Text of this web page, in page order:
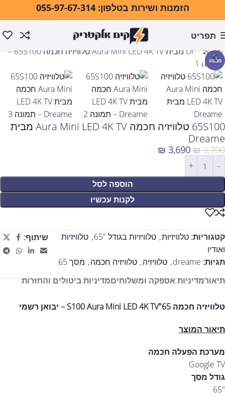
הזמנות ושירות בטלפון: 055-97-67-314
תפריט
עמוד הבית טלוויזיות ואודיו טלוויזיות טלוויזיות בגודל "65
65S100 טלוויזיה חכמה Aura Mini LED 4K TV מבית
Dreame
₪3,790
₪ 3,690
הוספה לסל
לקנות עכשיו
קטגוריות: טלוויזיות, טלוויזיות בגודל "65 , טלוויזיות
ואודיו
תגיות: dreame
, טלוויזיה, טלוויזיה חכמה, מסך 65
שיתוף:
תיאורמדיניות אספקה ומשלוחיםמדיניות ביטולים והחזרות
טלוויזיה חכמה 65"S100 Aura Mini LED 4K TV – יבואן רשמי
תיאור המוצר
מערכת הפעלה חכמה
Google TV
גודל מסך
"65
מבצע
לחצו להגדלה